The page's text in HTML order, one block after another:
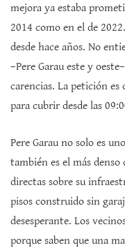
mejora ya estaba
2014 como en el de
desde hace años. No
–Pere Garau este y
carencias. La petición
para cubrir desde las
Pere Garau no solo es
también es el más denso
directas sobre su
pisos construido sin
desesperante. Los
porque saben que una